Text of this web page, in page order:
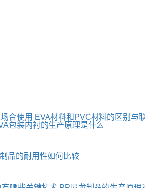
合使用 EVA材料和PVC材料的区别与
包装内衬的生产原理是什么
品的耐用性如何比较